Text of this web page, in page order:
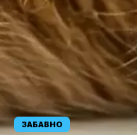
ЗАБАВНО